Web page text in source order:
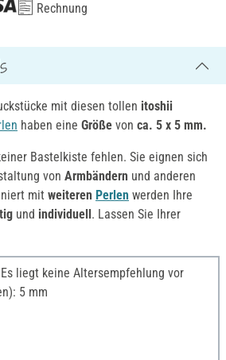
Rechnung
mit diesen tollen itoshii
haben eine Größe von ca. 5 x 5 mm.
Bastelkiste fehlen. Sie eignen sich
von Armbändern und anderen
mit weiteren Perlen werden Ihre
und individuell . Lassen Sie Ihrer
liegt keine Altersempfehlung vor
5 mm